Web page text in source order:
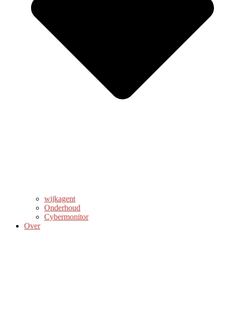
wijkagent
Onderhoud
Cybermonitor
Over